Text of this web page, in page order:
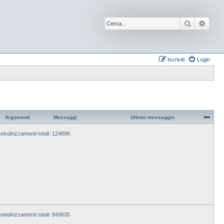
Cerca
Login
Iscriviti
Argomenti Messaggi Ultimo messaggio
totali: 124896
totali: 849635